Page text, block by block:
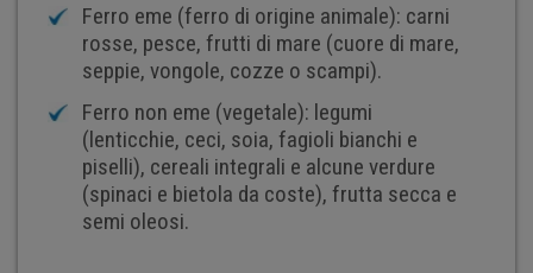
Ferro eme (ferro di origine animale): carni
rosse, pesce, frutti di mare (cuore di mare,
seppie, vongole, cozze o scampi).
Ferro non eme (vegetale): legumi
(lenticchie, ceci, soia, fagioli bianchi e
piselli), cereali integrali e alcune verdure
(spinaci e bietola da coste), frutta secca e
semi oleosi.